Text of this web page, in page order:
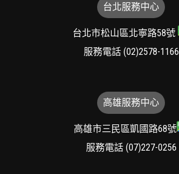
台北服務中心
台北市松山區北寧路58號
服務電話 (02)2578-1166
高雄服務中心
高雄市三民區凱國路68號
服務電話 (07)227-0256